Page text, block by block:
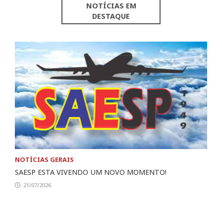
NOTÍCIAS EM
DESTAQUE
NOTÍCIAS GERAIS
SAESP ESTA VIVENDO UM NOVO MOMENTO!
21/07/2026